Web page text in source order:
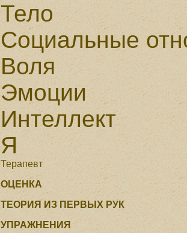
Тело
Социальные
Воля
Эмоции
Интеллект
Я
Терапевт
ОЦЕНКА
ТЕОРИЯ ИЗ ПЕРВЫХ РУК
УПРАЖНЕНИЯ